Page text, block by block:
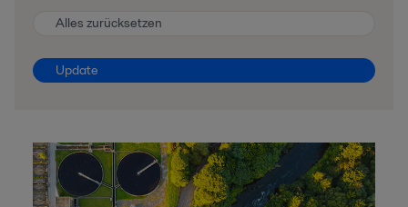
Alles zurücksetzen
Update